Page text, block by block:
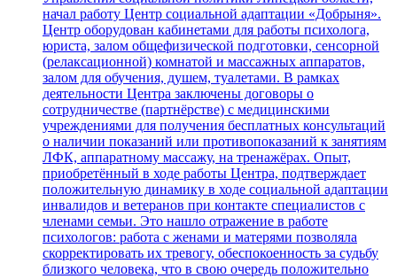
начал работу Центр социальной адаптации «Добрыня».
Центр оборудован кабинетами для работы психолога,
юриста, залом общефизической подготовки, сенсорной
(релаксационной) комнатой и массажных аппаратов,
залом для обучения, душем, туалетами. В рамках
деятельности Центра заключены договоры о
сотрудничестве (партнёрстве) с медицинскими
учреждениями для получения бесплатных консультаций
о наличии показаний или противопоказаний к занятиям
ЛФК, аппаратному массажу, на тренажёрах. Опыт,
приобретённый в ходе работы Центра, подтверждает
положительную динамику в ходе социальной адаптации
инвалидов и ветеранов при контакте специалистов с
членами семьи. Это нашло отражение в работе
психологов: работа с женами и матерями позволяла
скорректировать их тревогу, обеспокоенность за судьбу
близкого человека, что в свою очередь положительно